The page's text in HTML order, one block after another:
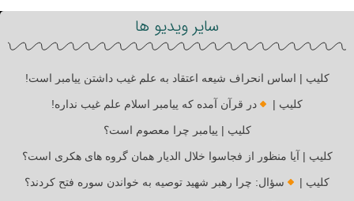
سایر ویدیو ها
کلیپ | اساس انحراف شیعه اعتقاد به علم غیب داشتن پیامبر است!
کلیپ | در قرآن آمده که پیامبر اسلام علم غیب نداره!
کلیپ | پیامبر چرا معصوم است؟
کلیپ | آیا منظور از فجاسوا خلال الدیار همان گروه های هکری است؟
کلیپ | سؤال: چرا رهبر شهید توصیه به خواندن سوره فتح کردند؟